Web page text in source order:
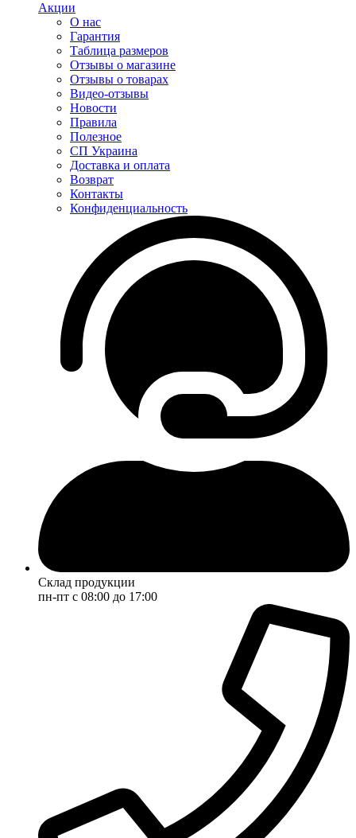
Акции
О нас
Гарантия
Таблица размеров
Отзывы о магазине
Отзывы о товарах
Видео-отзывы
Новости
Правила
Полезное
СП Украина
Доставка и оплата
Возврат
Контакты
Конфиденциальность
Склад продукции
пн-пт с 08:00 до 17:00